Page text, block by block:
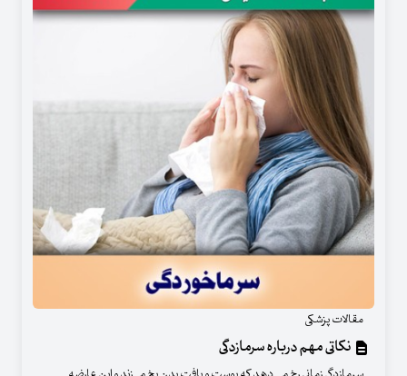
مقالات پزشکی
نکاتی مهم درباره سرمازدگی